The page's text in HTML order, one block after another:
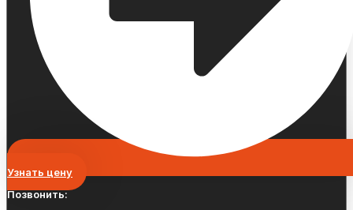
Узнать цену
Позвонить: